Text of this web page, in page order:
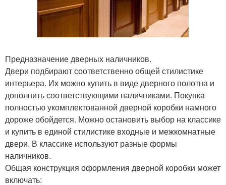
Предназначение дверных наличников.
Двери подбирают соответственно общей стилистике
интерьера. Их можно купить в виде дверного полотна и
дополнить соответствующими наличниками. Покупка
полностью укомплектованной дверной коробки намного
дороже обойдется. Можно остановить выбор на классике
и купить в единой стилистике входные и межкомнатные
двери. В классике используют разные формы
наличников.
Общая конструкция оформления дверной коробки может
включать: